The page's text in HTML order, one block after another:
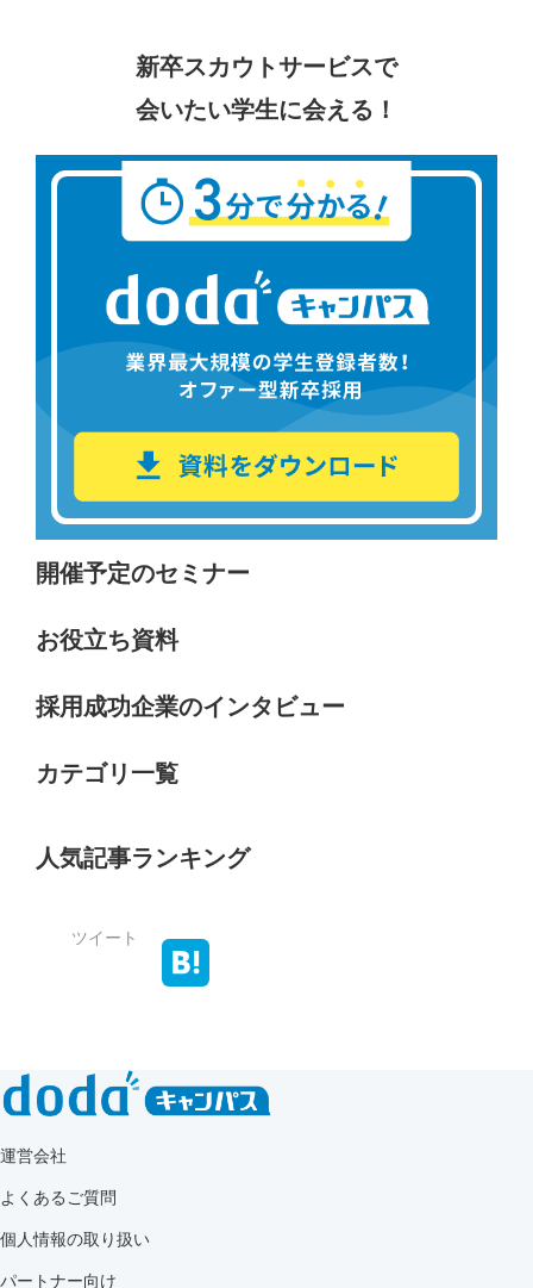
新卒スカウトサービスで
会いたい学生に会える！
開催予定のセミナー
お役立ち資料
採用成功企業のインタビュー
カテゴリ一覧
人気記事ランキング
ツイート
運営会社
よくあるご質問
個人情報の取り扱い
パートナー向け